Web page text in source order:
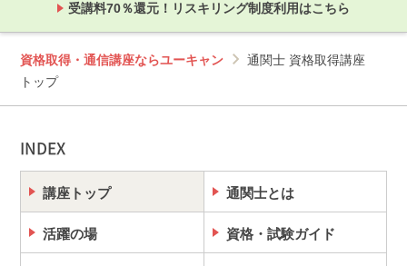
受講料70％還元！リスキリング制度利用はこちら
資格取得・通信講座ならユーキャン
通関士 資格取得講座
トップ
INDEX
講座トップ 通関士とは
活躍の場 資格・試験ガイド